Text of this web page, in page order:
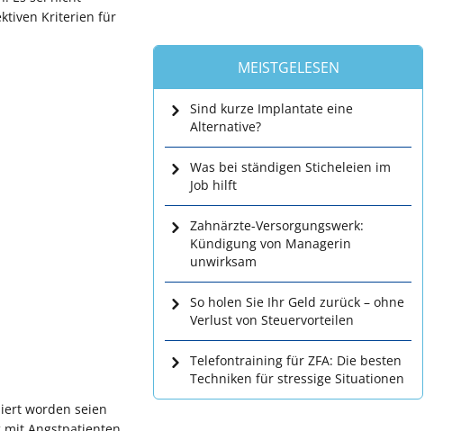
Kriterien für
worden seien
MEISTGELESEN
Sind kurze Implantate eine
Alternative?
Was bei ständigen Sticheleien im
Job hilft
Zahnärzte-Versorgungswerk:
Kündigung von Managerin
unwirksam
So holen Sie Ihr Geld zurück – ohne
Verlust von Steuervorteilen
Telefontraining für ZFA: Die besten
Techniken für stressige Situationen